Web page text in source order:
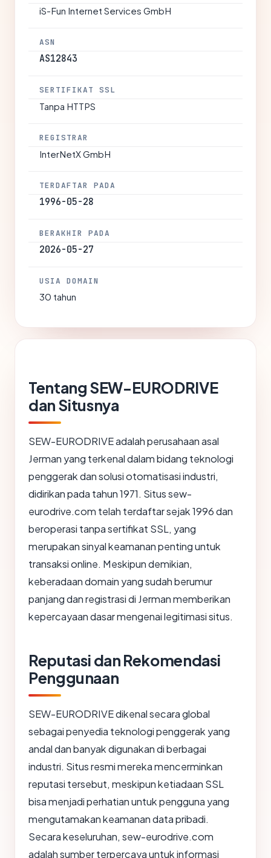
iS-Fun Internet Services GmbH
ASN
AS12843
SERTIFIKAT SSL
Tanpa HTTPS
REGISTRAR
InterNetX GmbH
TERDAFTAR PADA
1996-05-28
BERAKHIR PADA
2026-05-27
USIA DOMAIN
30 tahun
Tentang SEW-EURODRIVE
dan Situsnya
SEW-EURODRIVE adalah perusahaan asal
Jerman yang terkenal dalam bidang teknologi
penggerak dan solusi otomatisasi industri,
didirikan pada tahun 1971. Situs sew-
eurodrive.com telah terdaftar sejak 1996 dan
beroperasi tanpa sertifikat SSL, yang
merupakan sinyal keamanan penting untuk
transaksi online. Meskipun demikian,
keberadaan domain yang sudah berumur
panjang dan registrasi di Jerman memberikan
kepercayaan dasar mengenai legitimasi situs.
Reputasi dan Rekomendasi
Penggunaan
SEW-EURODRIVE dikenal secara global
sebagai penyedia teknologi penggerak yang
andal dan banyak digunakan di berbagai
industri. Situs resmi mereka mencerminkan
reputasi tersebut, meskipun ketiadaan SSL
bisa menjadi perhatian untuk pengguna yang
mengutamakan keamanan data pribadi.
Secara keseluruhan, sew-eurodrive.com
adalah sumber terpercaya untuk informasi